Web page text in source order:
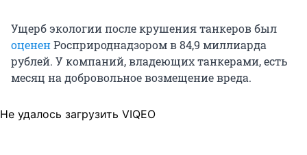
Ущерб экологии после крушения танкеров был
оцененРосприроднадзором в 84,9 миллиарда
рублей. У компаний, владеющих танкерами, есть
месяц на добровольное возмещение вреда.
Не удалось загрузить VIQEO